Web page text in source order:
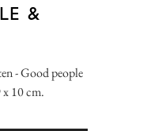
&
- Good people
10 cm.